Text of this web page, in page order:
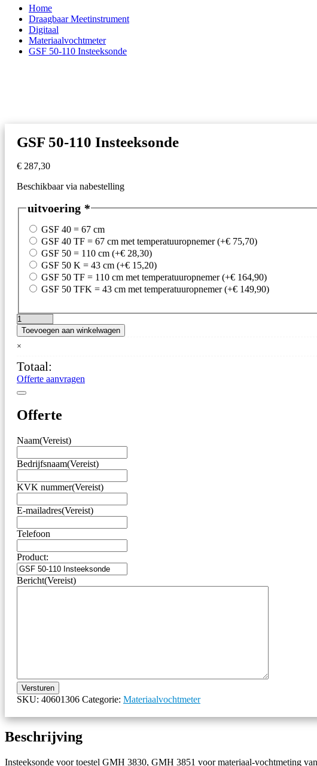
Home
Draagbaar Meetinstrument
Digitaal
Materiaalvochtmeter
GSF 50-110 Insteeksonde
GSF 50-110 Insteeksonde
€ 287,30
Beschikbaar via nabestelling
uitvoering *
GSF 40 = 67 cm
GSF 40 TF = 67 cm met temperatuuropnemer(+€ 75,70)
GSF 50 = 110 cm (+€ 28,30)
GSF 50 K = 43 cm (+€ 15,20)
GSF 50 TF = 110 cm met temperatuuropnemer(+€ 164,90)
GSF 50 TFK = 43 cm met temperatuuropnemer(+€ 149,90)
GSF
50-
110
aantal
Toevoegen aan winkelwagen
×
Totaal:
Offerte aanvragen
Offerte
Naam(Vereist)
Bedrijfsnaam(Vereist)
KVK nummer(Vereist)
E-mailadres(Vereist)
Telefoon
Product:
Bericht(Vereist)
Versturen
SKU: 40601306 Categorie: Materiaalvochtmeter
Beschrijving
Insteeksonde voor toestel GMH 3830, GMH 3851 voor materiaal-vochtmeting